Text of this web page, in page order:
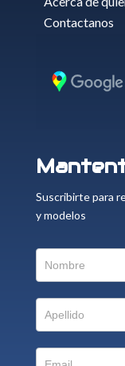
Contactanos
Suscribirte para
y modelos